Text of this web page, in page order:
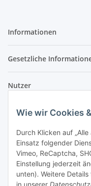
Wie wir Cookies
Durch Klicken auf
Einsatz folgender
Vimeo, ReCaptcha,
Einstellung jederzeit
unten). Weitere
Informationen
Gesetzliche
Nutzer